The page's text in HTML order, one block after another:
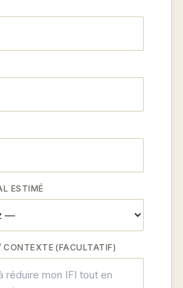
ESTIMÉ
(FACULTATIF)